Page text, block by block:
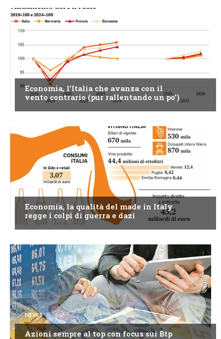
NEWS
Economia, l'Italia che avanza con il
vento contrario (pur rallentando un po')
NEWS
Economia, la qualità del made in Italy
regge i colpi di guerra e dazi
NEWS
Azioni sempre al top con focus sui Btp